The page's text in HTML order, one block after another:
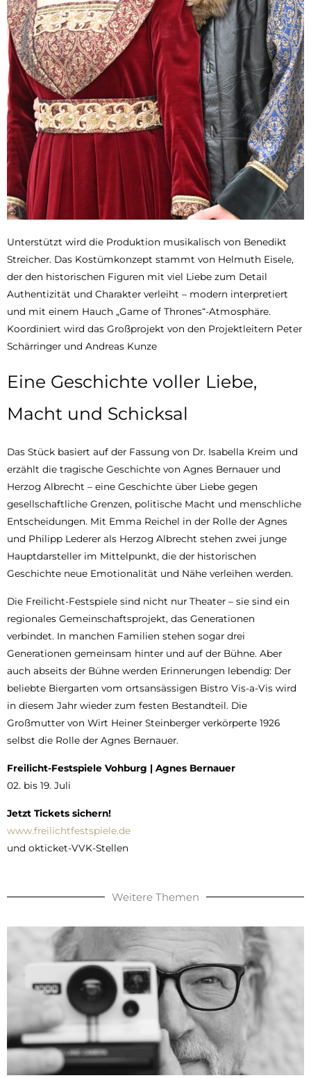
Unterstützt wird die Produktion musikalisch von Benedikt
Streicher. Das Kostümkonzept stammt von Helmuth Eisele,
der den historischen Figuren mit viel Liebe zum Detail
Authentizität und Charakter verleiht – modern interpretiert
und mit einem Hauch „Game of Thrones“-Atmosphäre.
Koordiniert wird das Großprojekt von den Projektleitern Peter
Schärringer und Andreas Kunze
Eine Geschichte voller Liebe,
Macht und Schicksal
Das Stück basiert auf der Fassung von Dr. Isabella Kreim und
erzählt die tragische Geschichte von Agnes Bernauer und
Herzog Albrecht – eine Geschichte über Liebe gegen
gesellschaftliche Grenzen, politische Macht und menschliche
Entscheidungen. Mit Emma Reichel in der Rolle der Agnes
und Philipp Lederer als Herzog Albrecht stehen zwei junge
Hauptdarsteller im Mittelpunkt, die der historischen
Geschichte neue Emotionalität und Nähe verleihen werden.
Die Freilicht-Festspiele sind nicht nur Theater – sie sind ein
regionales Gemeinschaftsprojekt, das Generationen
verbindet. In manchen Familien stehen sogar drei
Generationen gemeinsam hinter und auf der Bühne. Aber
auch abseits der Bühne werden Erinnerungen lebendig: Der
beliebte Biergarten vom ortsansässigen Bistro Vis-a-Vis wird
in diesem Jahr wieder zum festen Bestandteil. Die
Großmutter von Wirt Heiner Steinberger verkörperte 1926
selbst die Rolle der Agnes Bernauer.
Freilicht-Festspiele Vohburg | Agnes Bernauer
02. bis 19. Juli
Jetzt Tickets sichern!
www.freilichtfestspiele.de
und okticket-VVK-Stellen
Weitere Themen